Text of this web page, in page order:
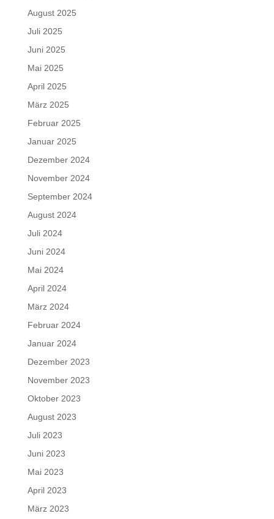
August 2025
Juli 2025
Juni 2025
Mai 2025
April 2025
März 2025
Februar 2025
Januar 2025
Dezember 2024
November 2024
September 2024
August 2024
Juli 2024
Juni 2024
Mai 2024
April 2024
März 2024
Februar 2024
Januar 2024
Dezember 2023
November 2023
Oktober 2023
August 2023
Juli 2023
Juni 2023
Mai 2023
April 2023
März 2023